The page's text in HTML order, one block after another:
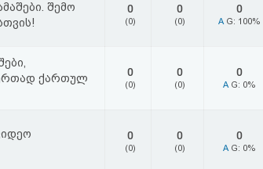
შემო
0
(0)
0
(0)
0
A G: 100%
ქართულ
0
(0)
0
(0)
0
A G: 0%
0
(0)
0
(0)
0
A G: 0%